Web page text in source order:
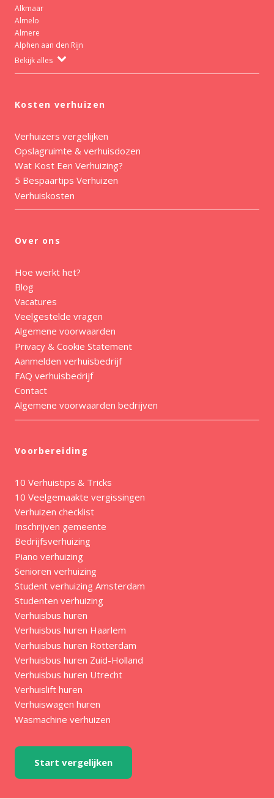
Alkmaar
Almelo
Almere
Alphen aan den Rijn
Bekijk alles
Kosten verhuizen
Verhuizers vergelijken
Opslagruimte & verhuisdozen
Wat Kost Een Verhuizing?
5 Bespaartips Verhuizen
Verhuiskosten
Over ons
Hoe werkt het?
Blog
Vacatures
Veelgestelde vragen
Algemene voorwaarden
Privacy & Cookie Statement
Aanmelden verhuisbedrijf
FAQ verhuisbedrijf
Contact
Algemene voorwaarden bedrijven
Voorbereiding
10 Verhuistips & Tricks
10 Veelgemaakte vergissingen
Verhuizen checklist
Inschrijven gemeente
Bedrijfsverhuizing
Piano verhuizing
Senioren verhuizing
Student verhuizing Amsterdam
Studenten verhuizing
Verhuisbus huren
Verhuisbus huren Haarlem
Verhuisbus huren Rotterdam
Verhuisbus huren Zuid-Holland
Verhuisbus huren Utrecht
Verhuislift huren
Verhuiswagen huren
Wasmachine verhuizen
Start vergelijken